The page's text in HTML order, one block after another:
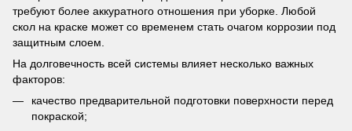
требуют более аккуратного отношения при уборке. Любой
скол на краске может со временем стать очагом коррозии под
защитным слоем.
На долговечность всей системы влияет несколько важных
факторов:
качество предварительной подготовки поверхности перед
покраской;